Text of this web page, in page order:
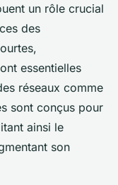
un rôle crucial
des
essentielles
réseaux comme
sont conçus pour
ainsi le
son